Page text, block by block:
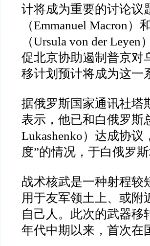
计将成为重要的讨论议
（Emmanuel Macron ）
（Ursula von der Leyen
促北京协助遏制普京对
移计划预计将成为这一
据俄罗斯国家通讯社塔
表示，他已和白俄罗斯
Lukashenko）达成协议
度”的情况，于白俄罗
战术核武是一种射程较
用于友军领土上、或附
自己人。此次的武器移
年代中期以来，首次在